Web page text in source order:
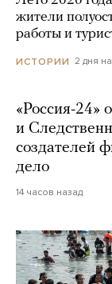
жители
работы и
ИСТОРИИ 2 дня
«Россия-24»
и
создателей
дело
14 часов назад